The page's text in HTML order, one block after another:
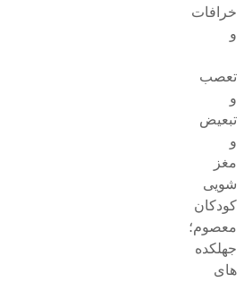
خرافات
و
تعصب
و
تبعیض
و
مغز
شویی
کودکان
معصوم؛
جهلکده
های